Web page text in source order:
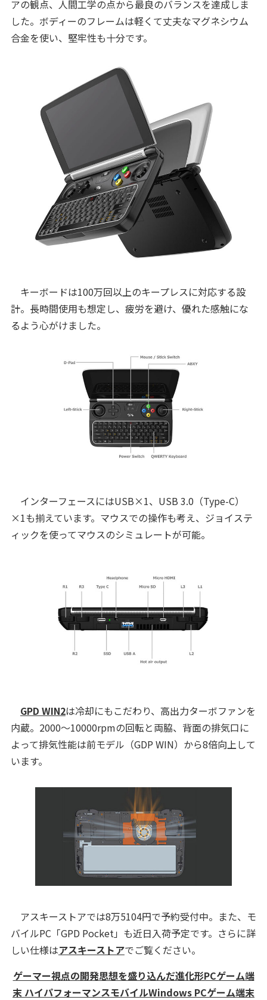
アの観点、人間工学の点から最良のバランスを達成しま
した。ボディーのフレームは軽くて丈夫なマグネシウム
合金を使い、堅牢性も十分です。
キーボードは100万回以上のキープレスに対応する設
計。長時間使用も想定し、疲労を避け、優れた感触にな
るよう心がけました。
インターフェースにはUSB×1、USB 3.0（Type-C）
×1も揃えています。マウスでの操作も考え、ジョイステ
ィックを使ってマウスのシミュレートが可能。
GPD WIN2は冷却にもこだわり、高出力ターボファンを
内蔵。2000～10000rpmの回転と両脇、背面の排気口に
よって排気性能は前モデル（GDP WIN）から8倍向上して
います。
アスキーストアでは8万5104円で予約受付中。また、モ
バイルPC「GPD Pocket」も近日入荷予定です。さらに詳
しい仕様はアスキーストアでご覧ください。
ゲーマー視点の開発思想を盛り込んだ進化形PCゲーム端
末 ハイパフォーマンスモバイルWindows PCゲーム端末